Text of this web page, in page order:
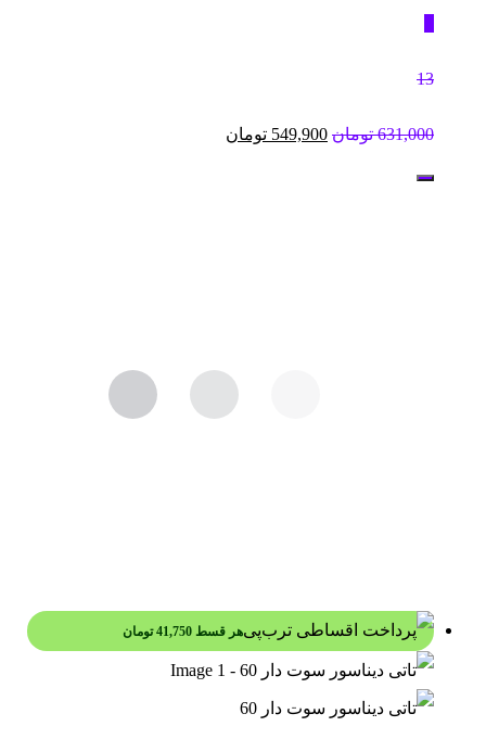
13
631,000 تومان قیمت
549,900 تومان
هر قسط 41,750 تومان